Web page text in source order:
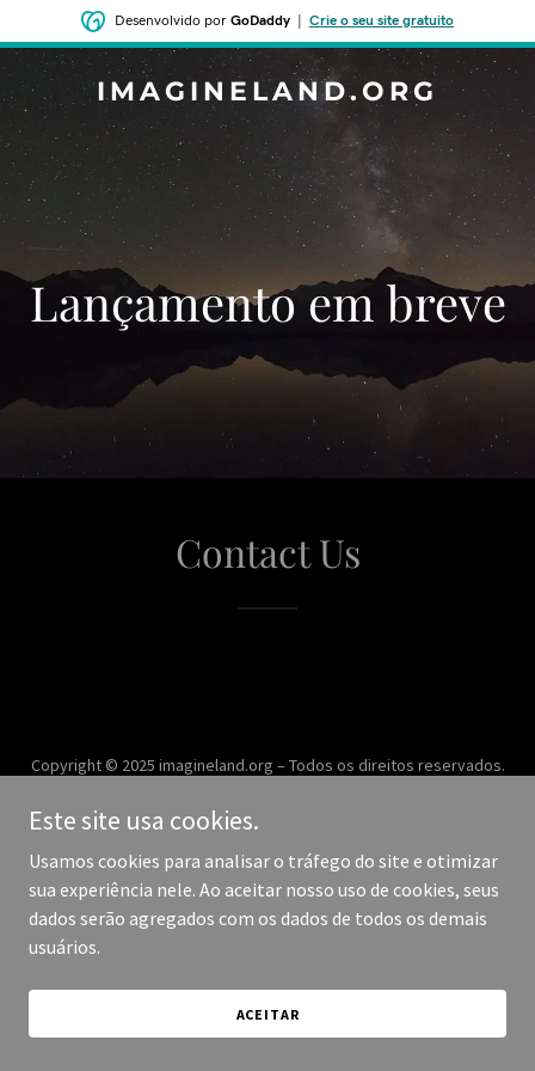
Desenvolvido por GoDaddy Crie o seu site gratuito
IMAGINELAND.ORG
‌‌Lançamento em breve
Contact Us
Copyright © 2025 imagineland.org – Todos os direitos reservados.
Desenvolvido por
Este site usa cookies.
Usamos cookies para analisar o tráfego do site e otimizar
sua experiência nele. Ao aceitar nosso uso de cookies, seus
dados serão agregados com os dados de todos os demais
usuários.
ACEITAR